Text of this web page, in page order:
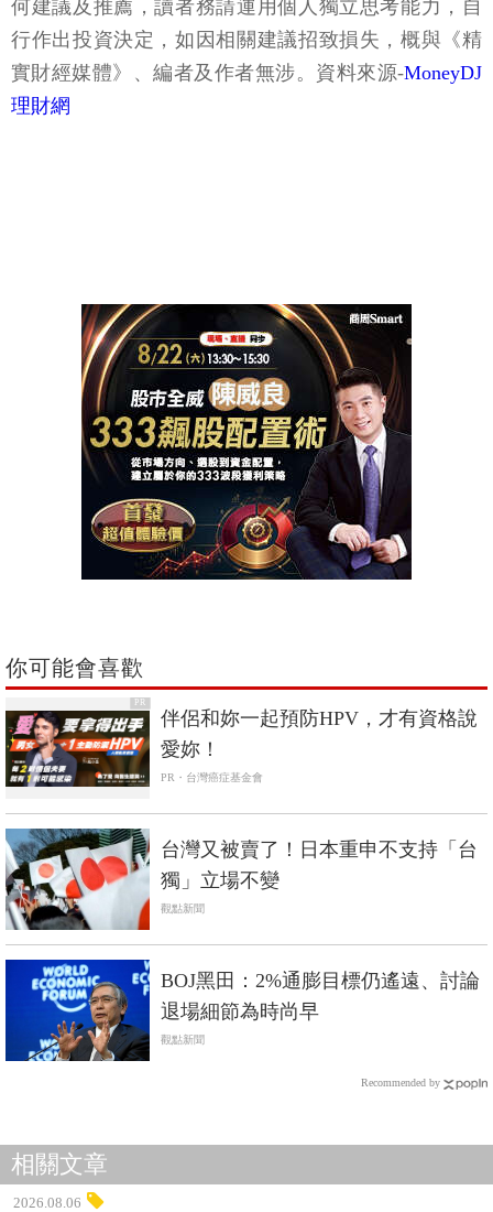
何建議及推薦，讀者務請運用個人獨立思考能力，自
行作出投資決定，如因相關建議招致損失，概與《精
實財經媒體》、編者及作者無涉。資料來源-MoneyDJ
理財網
你可能會喜歡
PR
伴侶和妳一起預防HPV，才有資格說
愛妳！
PR・台灣癌症基金會
台灣又被賣了！日本重申不支持「台
獨」立場不變
觀點新聞
BOJ黑田：2%通膨目標仍遙遠、討論
退場細節為時尚早
觀點新聞
Recommended by
相關文章
2026.08.06